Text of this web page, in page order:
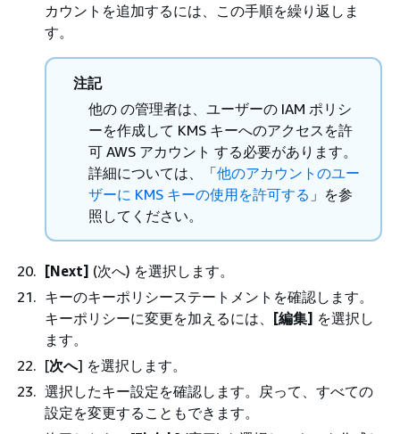
カウントを追加するには、この手順を繰り返しま
す。
注記
他の の管理者は、ユーザーの IAM ポリシ
ーを作成して KMS キーへのアクセスを許
可 AWS アカウント する必要があります。
詳細については、「他のアカウントのユー
ザーに KMS キーの使用を許可する 」を参
照してください。
[Next] (次へ) を選択します。
キーのキーポリシーステートメントを確認します。
キーポリシーに変更を加えるには、 [編集] を選択し
ます。
[次へ] を選択します。
選択したキー設定を確認します。戻って、すべての
設定を変更することもできます。